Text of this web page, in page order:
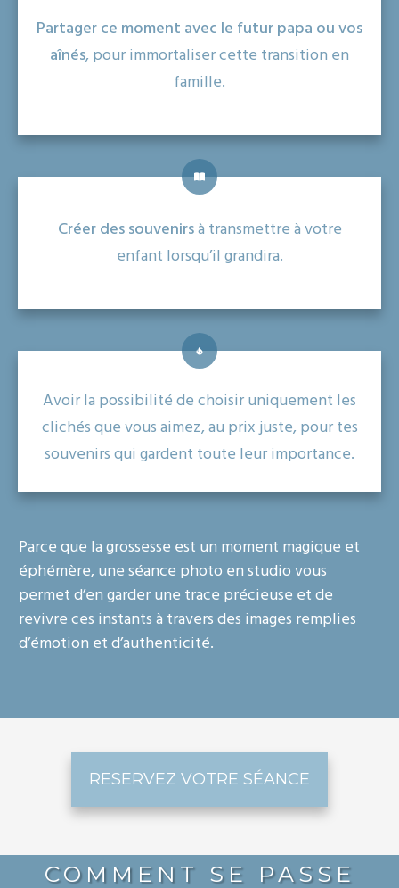
Partager ce moment avec le futur papa ou vos
aînés, pour immortaliser cette transition en
famille.
Créer des souvenirsà transmettre à votre
enfant lorsqu’il grandira.
Avoir la possibilité de choisir uniquement les
clichés que vous aimez, au prix juste, pour tes
souvenirs qui gardent toute leur importance.
Parce que la grossesse est un moment magique et
éphémère, une séance photo en studio vous
permet d’en garder une trace précieuse et de
revivre ces instants à travers des images remplies
d’émotion et d’authenticité.
RESERVEZ VOTRE SÉANCE
COMMENT SE PASSE